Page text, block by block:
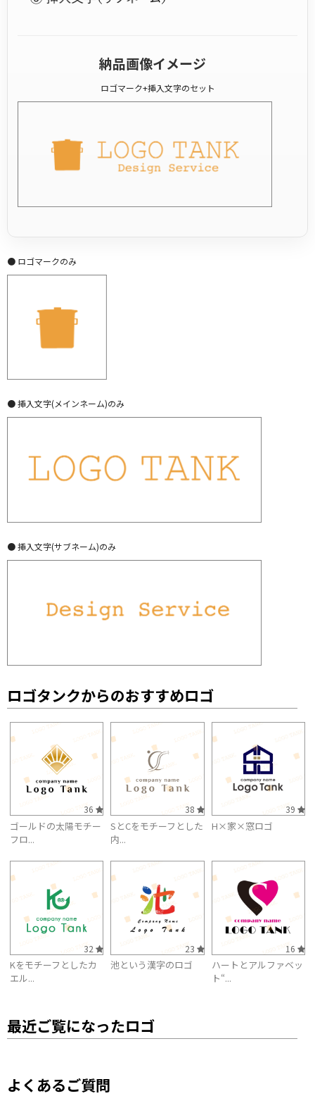
納品画像イメージ
ロゴマーク+挿入文字のセット
● ロゴマークのみ
● 挿入文字(メインネーム)のみ
● 挿入文字(サブネーム)のみ
ロゴタンクからのおすすめロゴ
36
ゴールドの太陽モチー
フロ...
38
SとCをモチーフとした
内...
39
H×家×窓ロゴ
32
Kをモチーフとしたカ
エル...
23
池という漢字のロゴ
16
ハートとアルファベッ
ト“...
最近ご覧になったロゴ
よくあるご質問